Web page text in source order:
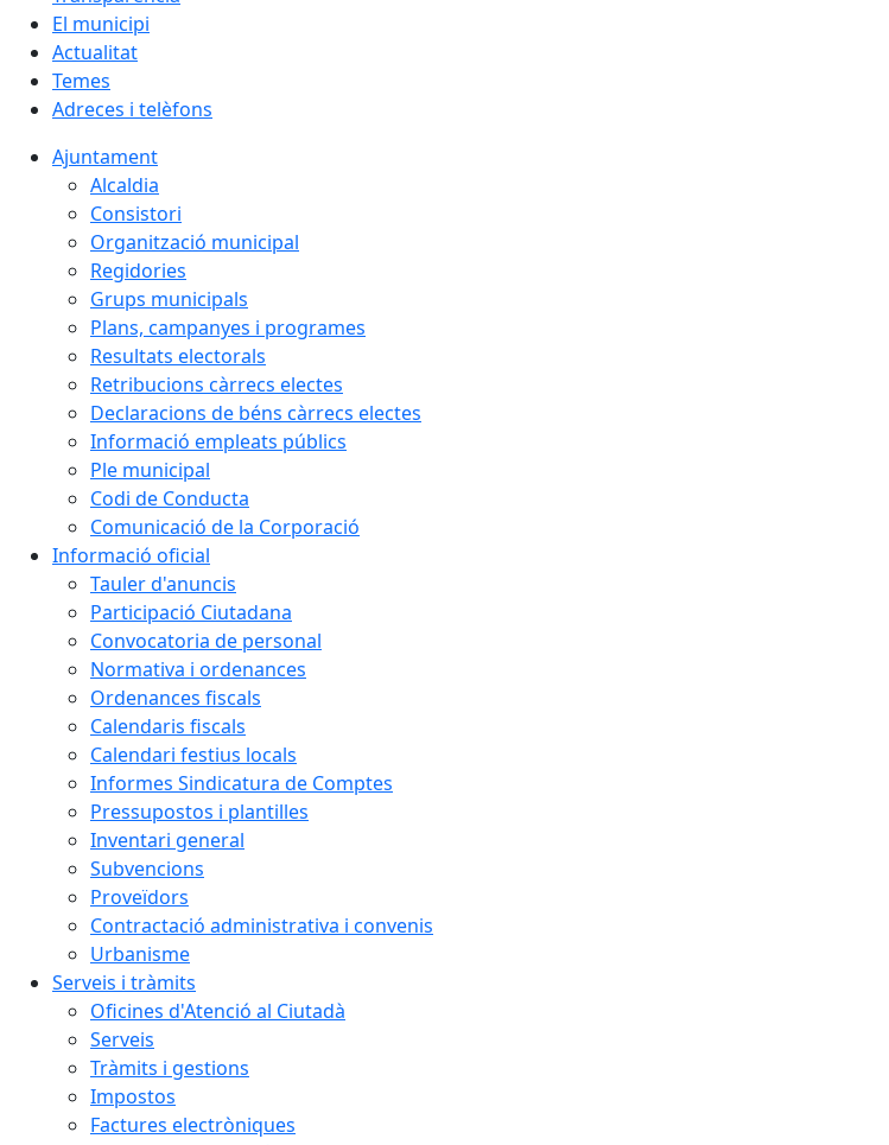
El municipi
Actualitat
Temes
Adreces i telèfons
Ajuntament
Alcaldia
Consistori
Organització municipal
Regidories
Grups municipals
Plans, campanyes i programes
Resultats electorals
Retribucions càrrecs electes
Declaracions de béns càrrecs electes
Informació empleats públics
Ple municipal
Codi de Conducta
Comunicació de la Corporació
Informació oficial
Tauler d'anuncis
Participació Ciutadana
Convocatoria de personal
Normativa i ordenances
Ordenances fiscals
Calendaris fiscals
Calendari festius locals
Informes Sindicatura de Comptes
Pressupostos i plantilles
Inventari general
Subvencions
Proveïdors
Contractació administrativa i convenis
Urbanisme
Serveis i tràmits
Oficines d'Atenció al Ciutadà
Serveis
Tràmits i gestions
Impostos
Factures electròniques